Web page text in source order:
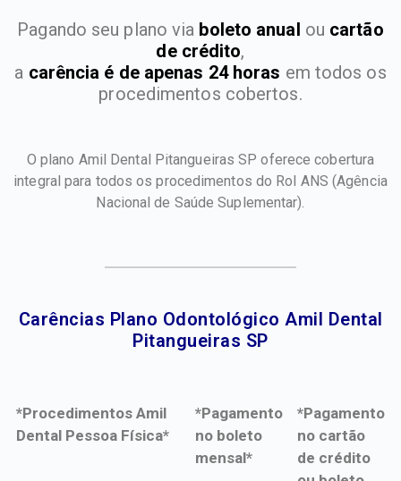
Pagando seu plano via boleto anual ou cartão
de crédito,
a carência é de apenas 24 horas em todos os
procedimentos cobertos.
O plano Amil Dental Pitangueiras SP oferece cobertura
integral para todos os procedimentos do Rol ANS (Agência
Nacional de Saúde Suplementar).
Carências Plano Odontológico Amil Dental
Pitangueiras SP​
*Procedimentos Amil
Dental Pessoa Física*
*Pagamento
no boleto
mensal*
*Pagamento
no cartão
de crédito